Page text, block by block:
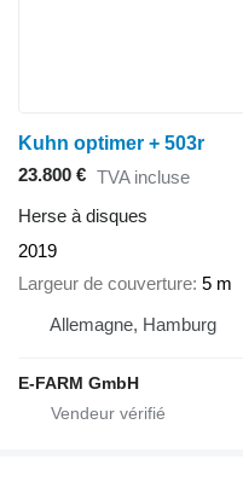
Kuhn optimer + 503r
23.800 € TVA incluse
Herse à disques
2019
Largeur de couverture 5 m
Allemagne, Hamburg
E-FARM GmbH